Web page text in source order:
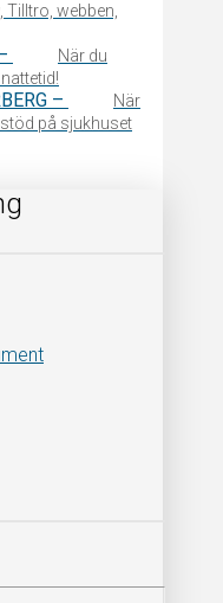
webben,
När du
–
När
på sjukhuset